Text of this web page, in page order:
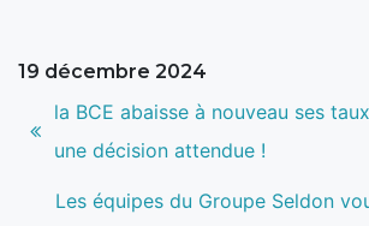
19 décembre 2024
Navigation
de
l’article
Article
précédent
:
la BCE abaisse à nouveau ses
une décision attendue !
Article
Les équipes du Groupe Seldon